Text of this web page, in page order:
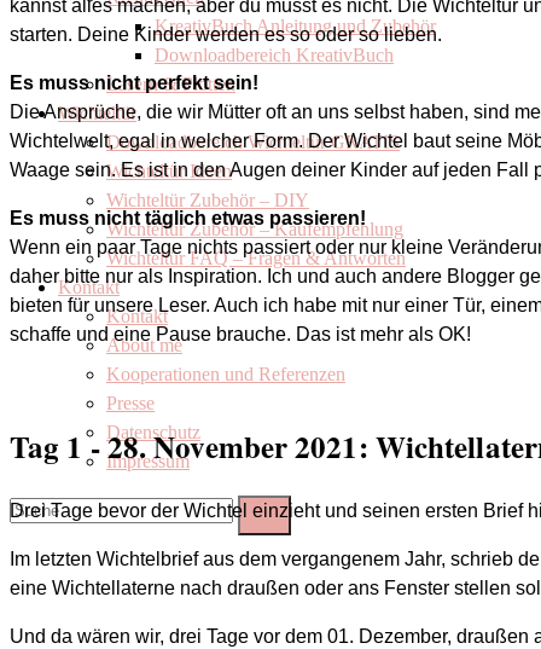
KreativBuch Anleitung und Zubehör
Downloadbereich KreativBuch
Lasern & Plotten
Wichteltür
Downloadbereich Wichteltür GRATIS
Wichteltür Ideen
Wichteltür Zubehör – DIY
Wichteltür Zubehör – Kaufempfehlung
Wichteltür FAQ – Fragen & Antworten
Kontakt
Kontakt
About me
Kooperationen und Referenzen
Presse
Datenschutz
Impressum
kannst alles machen, aber du musst es nicht. Die Wichteltür
starten. Deine Kinder werden es so oder so lieben.
Es muss nicht perfekt sein!
Die Ansprüche, die wir Mütter oft an uns selbst haben, sind
Wichtelwelt, egal in welcher Form. Der Wichtel baut seine
Waage sein. Es ist in den Augen deiner Kinder auf jeden Fall
Es muss nicht täglich etwas passieren!
Wenn ein paar Tage nichts passiert oder nur kleine
daher bitte nur als Inspiration. Ich und auch andere Blogger
bieten für unsere Leser. Auch ich habe mit nur einer Tür,
schaffe und eine Pause brauche. Das ist mehr als OK!
Tag 1 - 28. November 2021:
Drei Tage bevor der Wichtel einzieht und seinen ersten Brief
Im letzten Wichtelbrief aus dem vergangenem Jahr, schrieb
eine Wichtellaterne nach draußen oder ans Fenster stellen
Und da wären wir, drei Tage vor dem 01. Dezember,